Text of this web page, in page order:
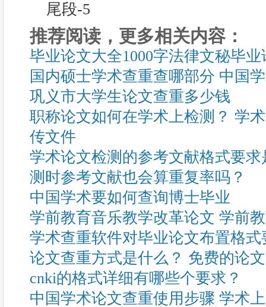
尾段-5
推荐阅读，更多相关内容：
毕业论文大全1000字法律文秘毕
国内硕士学术查重查哪部分 中国
巩义市大学生论文查重多少钱
职称论文如何在学术上检测？ 学
传文件
学术论文检测的参考文献格式要
测时参考文献也会算重复率吗？
中国学术要如何查询博士毕业
学前教育音乐教学改革论文 学前
学术查重软件对毕业论文布置格式
论文查重方式是什么？ 免费的论
cnki的格式详细有哪些个要求？
中国学术论文查重使用步骤 学术